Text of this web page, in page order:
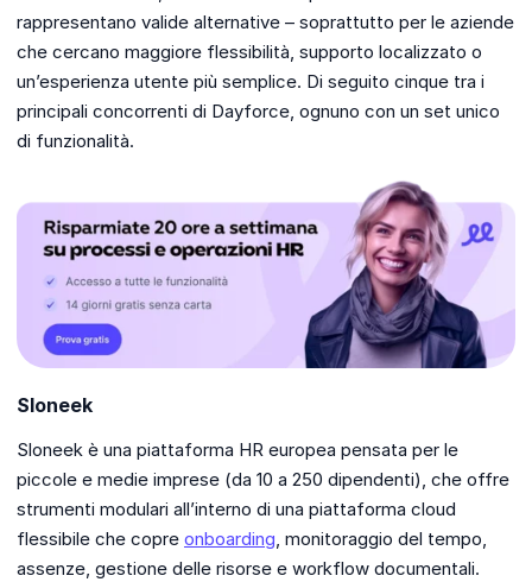
rappresentano valide alternative – soprattutto per le aziende
che cercano maggiore flessibilità, supporto localizzato o
un’esperienza utente più semplice. Di seguito cinque tra i
principali concorrenti di Dayforce, ognuno con un set unico
di funzionalità.
Sloneek
Sloneek è una piattaforma HR europea pensata per le
piccole e medie imprese (da 10 a 250 dipendenti), che offre
strumenti modulari all’interno di una piattaforma cloud
flessibile che copre onboarding, monitoraggio del tempo,
assenze, gestione delle risorse e workflow documentali.